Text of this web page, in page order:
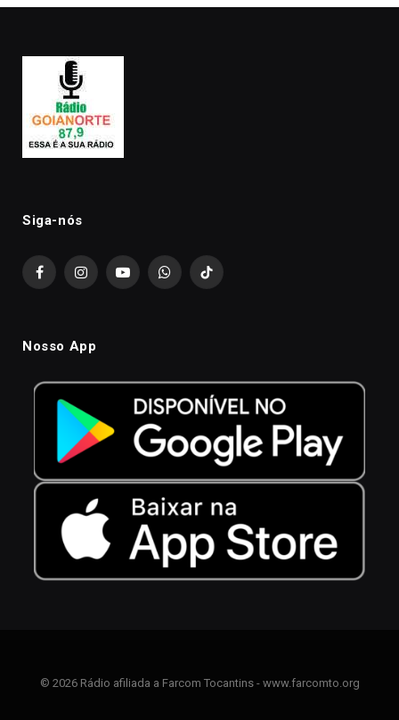
Siga-nós
FacebookInstagramYouTubeWhatsAppTikTok
Nosso App
© 2026 Rádio afiliada a Farcom Tocantins - www.farcomto.org